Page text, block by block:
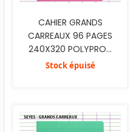
CAHIER GRANDS
CARREAUX 96 PAGES
240X320 POLYPRO...
Stock épuisé